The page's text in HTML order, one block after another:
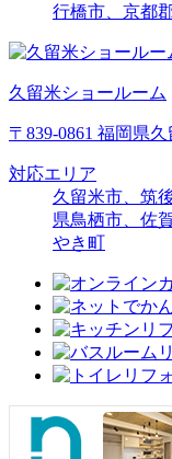
行橋市、京都
久留米ショールーム
〒839-0861 福岡県
対応エリア
久留米市、筑
県鳥栖市、佐
やき町